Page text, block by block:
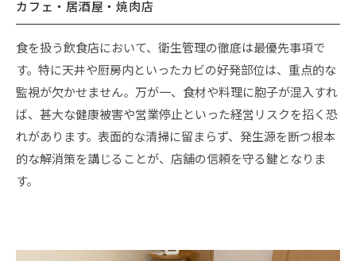
カフェ・居酒屋・焼肉店
食を扱う飲食店において、衛生管理の徹底は最優先事項で
す。特に天井や厨房内といったカビの好発部位は、重点的な
監視が欠かせません。万が一、食材や料理に胞子が混入すれ
ば、甚大な健康被害や営業停止といった経営リスクを招く恐
れがあります。表面的な清掃に留まらず、発生源を断つ根本
的な解消策を講じることが、店舗の信頼を守る鍵となりま
す。